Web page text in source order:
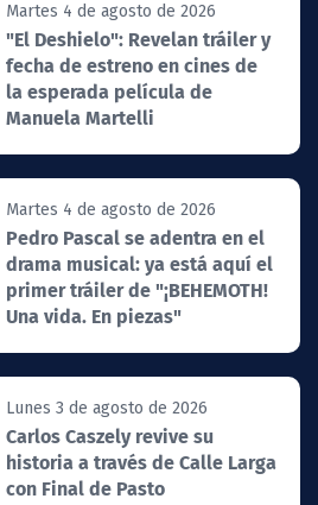
Martes 4 de agosto de 2026
"El Deshielo": Revelan tráiler y
fecha de estreno en cines de
la esperada película de
Manuela Martelli
Martes 4 de agosto de 2026
Pedro Pascal se adentra en el
drama musical: ya está aquí el
primer tráiler de "¡BEHEMOTH!
Una vida. En piezas"
Lunes 3 de agosto de 2026
Carlos Caszely revive su
historia a través de Calle Larga
con Final de Pasto